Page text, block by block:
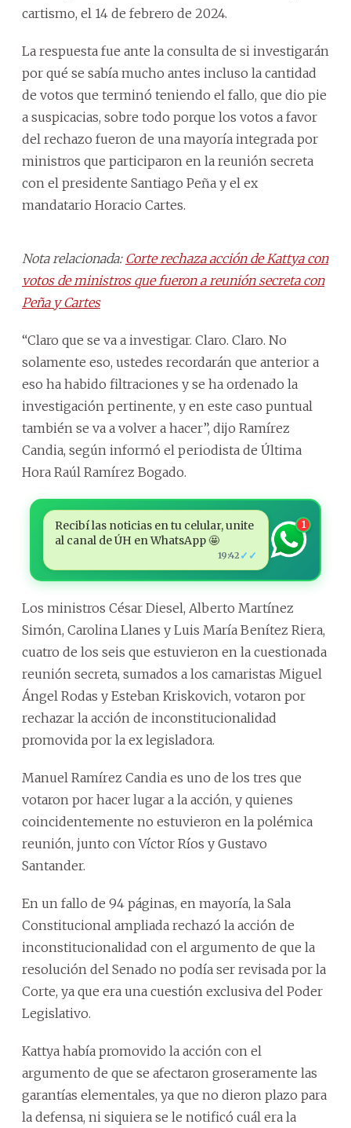
cartismo, el 14 de febrero de 2024.
La respuesta fue ante la consulta de si investigarán
por qué se sabía mucho antes incluso la cantidad
de votos que terminó teniendo el fallo, que dio pie
a suspicacias, sobre todo porque los votos a favor
del rechazo fueron de una mayoría integrada por
ministros que participaron en la reunión secreta
con el presidente Santiago Peña y el ex
mandatario Horacio Cartes.
Nota relacionada: Corte rechaza acción de Kattya con
votos de ministros que fueron a reunión secreta con
Peña y Cartes
“Claro que se va a investigar. Claro. Claro. No
solamente eso, ustedes recordarán que anterior a
eso ha habido filtraciones y se ha ordenado la
investigación pertinente, y en este caso puntual
también se va a volver a hacer”, dijo Ramírez
Candia, según informó el periodista de Última
Hora Raúl Ramírez Bogado.
Recibí las noticias en tu celular, unite
al canal de ÚH en WhatsApp 🤩
19:42 ✓✓
1
Los ministros César Diesel, Alberto Martínez
Simón, Carolina Llanes y Luis María Benítez Riera,
cuatro de los seis que estuvieron en la cuestionada
reunión secreta, sumados a los camaristas Miguel
Ángel Rodas y Esteban Kriskovich, votaron por
rechazar la acción de inconstitucionalidad
promovida por la ex legisladora.
Manuel Ramírez Candia es uno de los tres que
votaron por hacer lugar a la acción, y quienes
coincidentemente no estuvieron en la polémica
reunión, junto con Víctor Ríos y Gustavo
Santander.
En un fallo de 94 páginas, en mayoría, la Sala
Constitucional ampliada rechazó la acción de
inconstitucionalidad con el argumento de que la
resolución del Senado no podía ser revisada por la
Corte, ya que era una cuestión exclusiva del Poder
Legislativo.
Kattya había promovido la acción con el
argumento de que se afectaron groseramente las
garantías elementales, ya que no dieron plazo para
la defensa, ni siquiera se le notificó cuál era la